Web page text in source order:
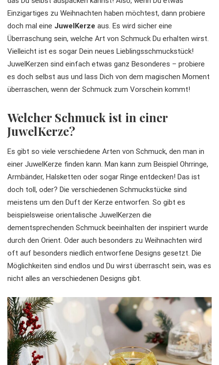
Einzigartiges zu Weihnachten haben möchtest, dann probiere
doch mal eine JuwelKerze aus. Es wird sicher eine
Überraschung sein, welche Art von Schmuck Du erhalten wirst.
Vielleicht ist es sogar Dein neues Lieblingsschmuckstück!
JuwelKerzen sind einfach etwas ganz Besonderes – probiere
es doch selbst aus und lass Dich von dem magischen Moment
überraschen, wenn der Schmuck zum Vorschein kommt!
Welcher Schmuck ist in einer
JuwelKerze?
Es gibt so viele verschiedene Arten von Schmuck, den man in
einer JuwelKerze finden kann. Man kann zum Beispiel Ohrringe,
Armbänder, Halsketten oder sogar Ringe entdecken! Das ist
doch toll, oder? Die verschiedenen Schmuckstücke sind
meistens um den Duft der Kerze entworfen. So gibt es
beispielsweise orientalische JuwelKerzen die
dementsprechenden Schmuck beeinhalten der inspiriert wurde
durch den Orient. Oder auch besonders zu Weihnachten wird
oft auf besonders niedlich entworfene Designs gesetzt. Die
Möglichkeiten sind endlos und Du wirst überrascht sein, was es
nicht alles an verschiedenen Designs gibt.